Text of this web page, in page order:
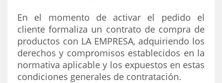
En el momento de activar el pedido el
cliente formaliza un contrato de compra de
productos con LA EMPRESA, adquiriendo los
derechos y compromisos establecidos en la
normativa aplicable y los expuestos en estas
condiciones generales de contratación.